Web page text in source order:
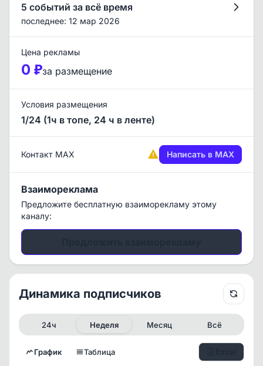
5 событий за всё время
последнее: 12 мар 2026
Цена рекламы
0 ₽за размещение
Условия размещения
1/24 (1ч в топе, 24 ч в ленте)
Контакт MAX Написать в MAX
Взаимореклама
Предложите бесплатную взаиморекламу этому
каналу:
Динамика подписчиков
24ч Неделя Месяц Всё
График Таблица